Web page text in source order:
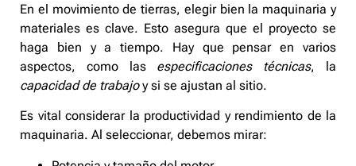
En el movimiento de tierras, elegir bien la maquinaria y
materiales es clave. Esto asegura que el proyecto se
haga bien y a tiempo. Hay que pensar en varios
aspectos, como las especificaciones técnicas, la
capacidad de trabajoy si se ajustan al sitio.
Es vital considerar la productividad y rendimiento de la
maquinaria. Al seleccionar, debemos mirar: